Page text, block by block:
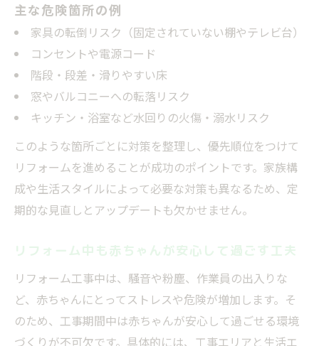
家庭内事故が減ったリフォーム後の変化
リフォーム経験者が語る安全対策のポイン
ト
リフォーム後も続けられる安全習慣の作り
方
主な危険箇所の例
家具の転倒リスク（固定されていない棚やテレビ台）
コンセントや電源コード
階段・段差・滑りやすい床
窓やバルコニーへの転落リスク
キッチン・浴室など水回りの火傷・溺水リスク
このような箇所ごとに対策を整理し、優先順位をつけて
リフォームを進めることが成功のポイントです。家族構
成や生活スタイルによって必要な対策も異なるため、定
期的な見直しとアップデートも欠かせません。
リフォーム中も赤ちゃんが安心して過ごす工夫
リフォーム工事中は、騒音や粉塵、作業員の出入りな
ど、赤ちゃんにとってストレスや危険が増加します。そ
のため、工事期間中は赤ちゃんが安心して過ごせる環境
づくりが不可欠です。具体的には、工事エリアと生活エ